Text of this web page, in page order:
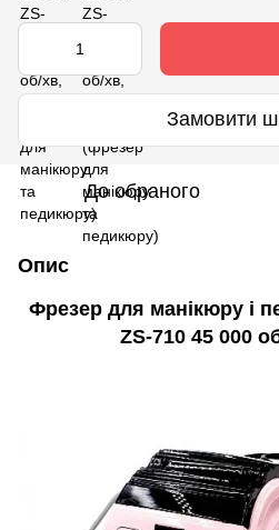
Замовити
До обраного
Опис
Фрезер для манікюру і
ZS-710 45 000